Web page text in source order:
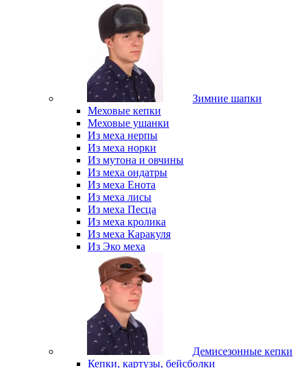
Зимние шапки
Меховые кепки
Меховые ушанки
Из меха нерпы
Из меха норки
Из мутона и овчины
Из меха ондатры
Из меха Енота
Из меха лисы
Из меха Песца
Из меха кролика
Из меха Каракуля
Из Эко меха
Демисезонные кепки
Кепки, картузы, бейсболки